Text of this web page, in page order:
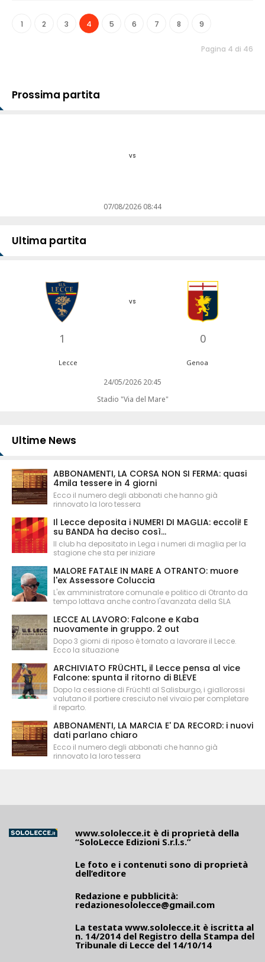
1 2 3 4 5 6 7 8 9
Pagina 4 di 46
Prossima partita
vs
07/08/2026 08:44
Ultima partita
1
vs
0
Lecce Genoa
24/05/2026 20:45
Stadio "Via del Mare"
Ultime News
ABBONAMENTI, LA CORSA NON SI FERMA: quasi
4mila tessere in 4 giorni
Ecco il numero degli abbonati che hanno già
rinnovato la loro tessera
Il Lecce deposita i NUMERI DI MAGLIA: eccoli! E
su BANDA ha deciso così...
Il club ha depositato in Lega i numeri di maglia per la
stagione che sta per iniziare
MALORE FATALE IN MARE A OTRANTO: muore
l'ex Assessore Coluccia
L'ex amministratore comunale e politico di Otranto da
tempo lottava anche contro l'avanzata della SLA
LECCE AL LAVORO: Falcone e Kaba
nuovamente in gruppo. 2 out
Dopo 3 giorni di riposo è tornato a lavorare il Lecce.
Ecco la situazione
ARCHIVIATO FRÜCHTL, il Lecce pensa al vice
Falcone: spunta il ritorno di BLEVE
Dopo la cessione di Früchtl al Salisburgo, i giallorossi
valutano il portiere cresciuto nel vivaio per completare
il reparto.
ABBONAMENTI, LA MARCIA E' DA RECORD: i nuovi
dati parlano chiaro
Ecco il numero degli abbonati che hanno già
rinnovato la loro tessera
www.sololecce.it è di proprietà della
“SoloLecce Edizioni S.r.l.s.”
Le foto e i contenuti sono di proprietà
dell’editore
Redazione e pubblicità:
redazionesololecce@gmail.com
La testata www.sololecce.it è iscritta al
n. 14/2014 del Registro della Stampa del
Tribunale di Lecce del 14/10/14